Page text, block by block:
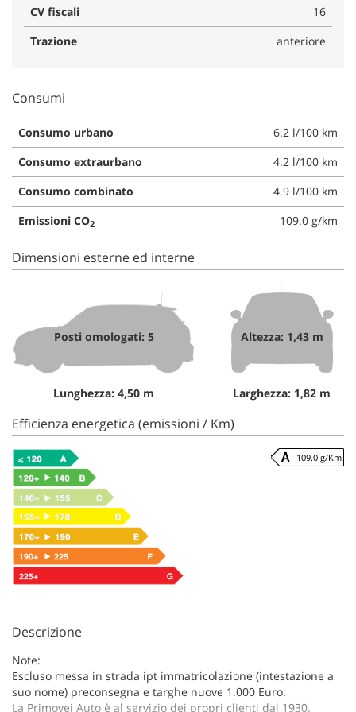
CV fiscali
16
Trazione
anteriore
Consumi
Consumo urbano
6.2 l/100 km
Consumo extraurbano
4.2 l/100 km
Consumo combinato
4.9 l/100 km
Emissioni CO2 109.0 g/km
Dimensioni esterne ed interne
Posti omologati: 5
Lunghezza: 4,50 m
Altezza: 1,43 m
Larghezza: 1,82 m
Efficienza energetica (emissioni / Km)
109.0 g/Km
Descrizione
Note:
Escluso messa in strada ipt immatricolazione (intestazione a
suo nome) preconsegna e targhe nuove 1.000 Euro.
La Primovei Auto è al servizio dei propri clienti dal 1930.